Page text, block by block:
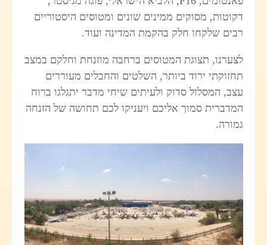
דקוטות, מסוקים ממינים שונים ומטוסים היסטוריים
רבים שלקחו חלק בהקמת המדינה ועוד.
לצערנו, תצוגת המטוסים ברחבה מוזנחת וחלקם במצב
תחזוקתי ירוד ביותר, השלטים והחבלים מעוררים
עצב, המסלול סדוק ולעיתים שיחי מדבר יתגלגו ברוח
המדברית סמוך אליכם ויעניקו לכם תחושה של הזנחה
גמורה.